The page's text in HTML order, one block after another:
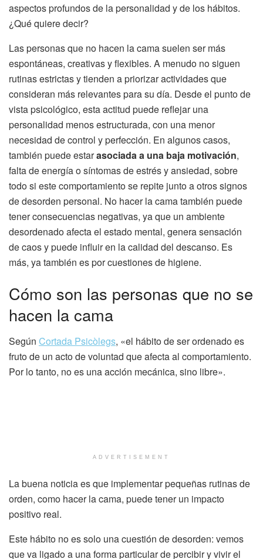
aspectos profundos de la personalidad y de los hábitos.
¿Qué quiere decir?
Las personas que no hacen la cama suelen ser más
espontáneas, creativas y flexibles. A menudo no siguen
rutinas estrictas y tienden a priorizar actividades que
consideran más relevantes para su día. Desde el punto de
vista psicológico, esta actitud puede reflejar una
personalidad menos estructurada, con una menor
necesidad de control y perfección. En algunos casos,
también puede estarasociada a una baja motivación,
falta de energía o síntomas de estrés y ansiedad, sobre
todo si este comportamiento se repite junto a otros signos
de desorden personal. No hacer la cama también puede
tener consecuencias negativas, ya que un ambiente
desordenado afecta el estado mental, genera sensación
de caos y puede influir en la calidad del descanso. Es
más, ya también es por cuestiones de higiene.
Cómo son las personas que no se
hacen la cama
Según Cortada Psicòlegs, «el hábito de ser ordenado es
fruto de un acto de voluntad que afecta al comportamiento.
Por lo tanto, no es una acción mecánica, sino libre».
ADVERTISEMENT
La buena noticia es que implementar pequeñas rutinas de
orden, como hacer la cama, puede tener un impacto
positivo real.
Este hábito no es solo una cuestión de desorden: vemos
que va ligado a una forma particular de percibir y vivir el